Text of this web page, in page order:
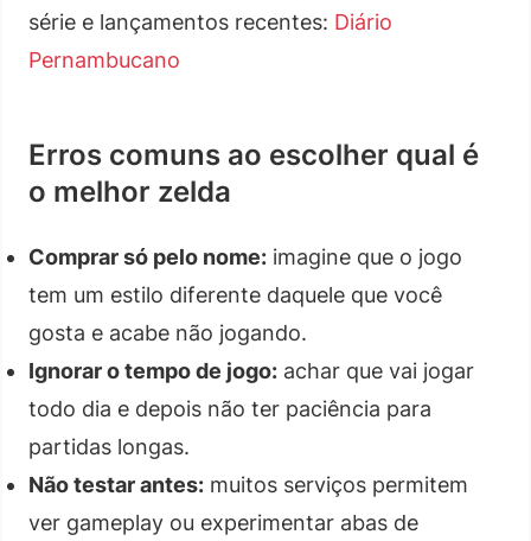
série e lançamentos recentes: Diário
Pernambucano
Erros comuns ao escolher qual é
o melhor zelda
Comprar só pelo nome: imagine que o jogo
tem um estilo diferente daquele que você
gosta e acabe não jogando.
Ignorar o tempo de jogo: achar que vai jogar
todo dia e depois não ter paciência para
partidas longas.
Não testar antes: muitos serviços permitem
ver gameplay ou experimentar abas de